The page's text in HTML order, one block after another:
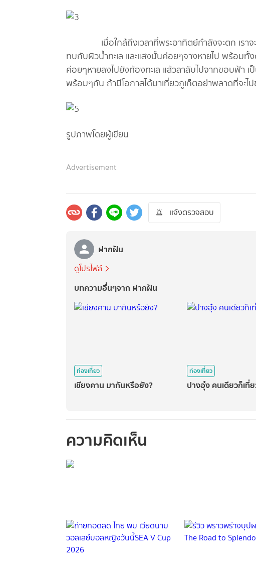
เมื่อใกล้ถึงเวลาที่พระอาทิตย์กำลังจะตก เราจะ
ทบกับผิวน้ำทะเล และแสงนั้นค่อยๆจางหายไป พร้อมทั้
ค่อยๆหายลงไปยังท้องทะเล แล้วลาลับไปจากขอบฟ้า
พร้อมๆกัน ถ้ามีโอกาสได้มาเที่ยวภูเก็ตอย่าพลาดที่จะ
รูปภาพโดยผู้เขียน
Advertisement
แจ้งตรวจสอบ
ฝากฝัน
ดูโปรไฟล์
บทความอื่นๆจาก ฝากฝัน
ท่องเที่ยว
เชียงคาน มากันหรือยัง?
ท่องเที่ยว
ปางอุ๋ง คนเดียวก็เที่
ความคิดเห็น